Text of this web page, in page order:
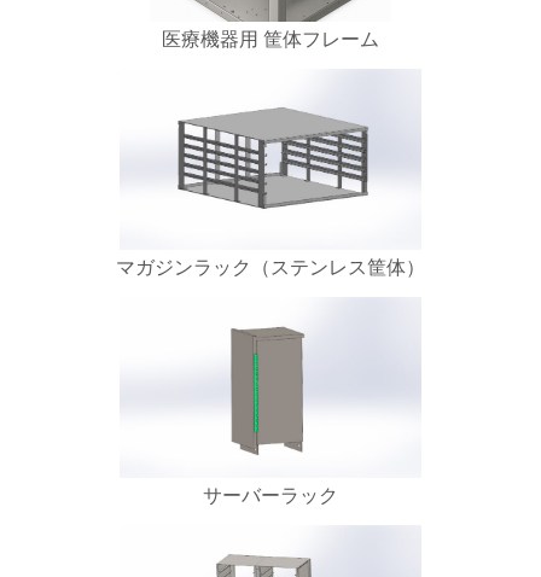
医療機器用 筐体フレーム
マガジンラック（ステンレス筐体）
サーバーラック